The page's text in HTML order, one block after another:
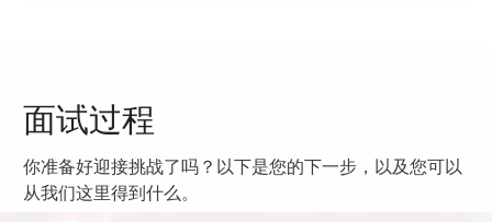
面试过程
你准备好迎接挑战了吗？以下是您的下一步，以及您可以
从我们这里得到什么。